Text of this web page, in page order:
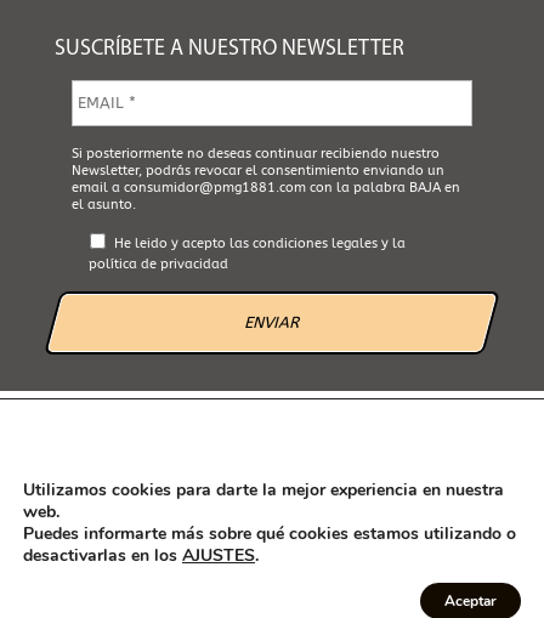
SUSCRÍBETE A NUESTRO NEWSLETTER
m
a
i
l
*
A
c
e
p
e
l
Si posteriormente no deseas continuar recibiendo nuestro
Newsletter, podrás revocar el consentimiento enviando un
email a consumidor@pmg1881.comcon la palabra BAJA en
el asunto.
He leido y acepto las condiciones legalesy la
política de privacidad
Seguint les recomanacions de l'Agencia Española de Consumo, seguridad
alimentaria y nutrición (AECOSAN) han estat rectificades en aquesta
pàgina web les declaracions sobre propietats saludables dels nostres
Utilizamos cookies para darte la mejor experiencia en nuestra
web.
Puedes informarte más sobre qué cookies estamos utilizando o
desactivarlas en los AJUSTES.
Aceptar